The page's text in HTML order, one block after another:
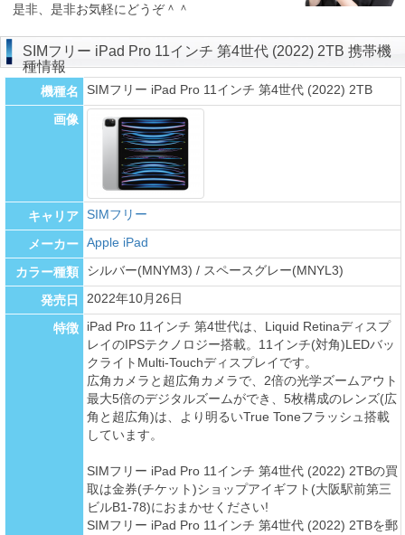
是非、是非お気軽にどうぞ＾＾
SIMフリー iPad Pro 11インチ 第4世代 (2022) 2TB 携帯機
種情報
機種名 SIMフリー iPad Pro 11インチ 第4世代 (2022) 2TB
画像
キャリア SIMフリー
メーカー Apple iPad
カラー種類 シルバー(MNYM3) / スペースグレー(MNYL3)
発売日 2022年10月26日
特徴
iPad Pro 11インチ 第4世代は、Liquid Retinaディスプ
レイのIPSテクノロジー搭載。11インチ(対角)LEDバッ
クライトMulti-Touchディスプレイです。
広角カメラと超広角カメラで、2倍の光学ズームアウト
最大5倍のデジタルズームができ、5枚構成のレンズ(広
角と超広角)は、より明るいTrue Toneフラッシュ搭載
しています。
SIMフリー iPad Pro 11インチ 第4世代 (2022) 2TBの買
取は金券(チケット)ショップアイギフト(大阪駅前第三
ビルB1-78)におまかせください!
SIMフリー iPad Pro 11インチ 第4世代 (2022) 2TBを郵